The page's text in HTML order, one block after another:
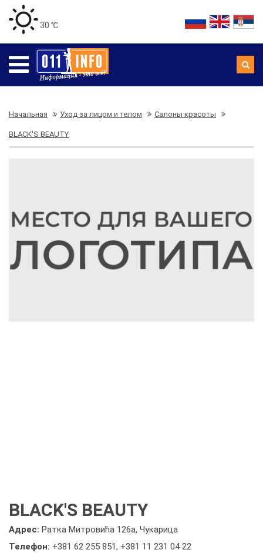
30 ℃
Начальная Уход за лицом и телом Салоны красоты
BLACK'S BEAUTY
BLACK'S BEAUTY
Адрес: Ратка Митровића 126а, Чукарица
Телефон: +381 62 255 851, +381 11 231 04 22